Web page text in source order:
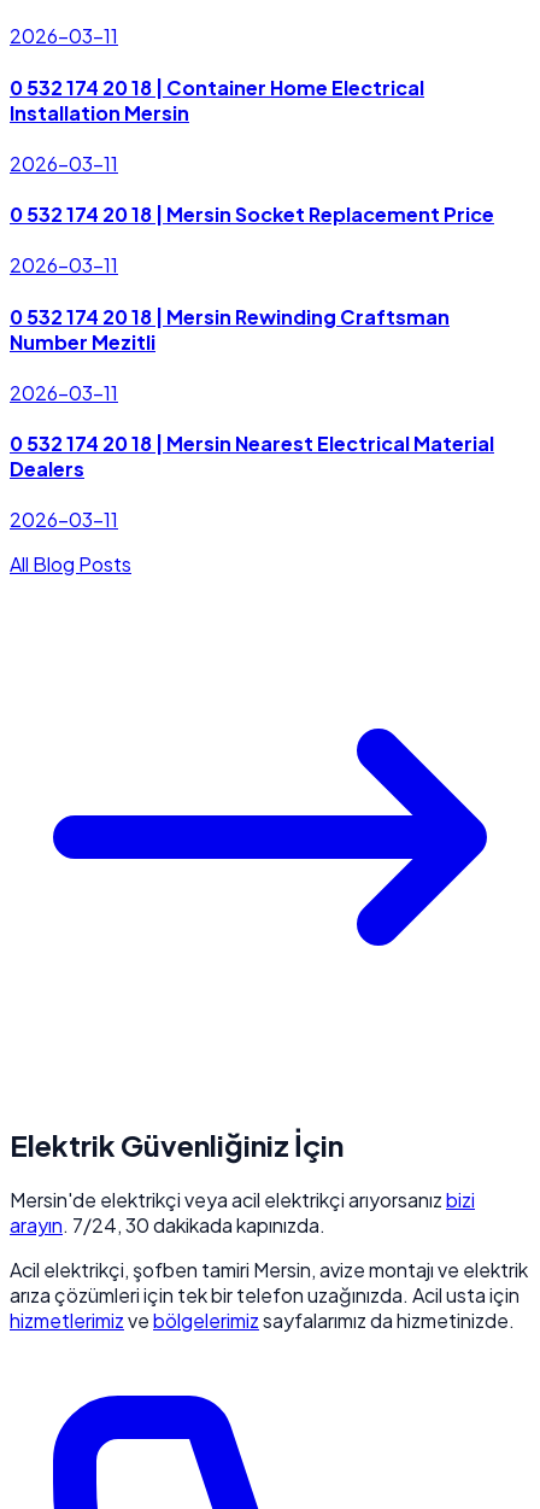
2026-03-11
0 532 174 20 18 | Container Home Electrical
Installation Mersin
2026-03-11
0 532 174 20 18 | Mersin Socket Replacement Price
2026-03-11
0 532 174 20 18 | Mersin Rewinding Craftsman
Number Mezitli
2026-03-11
0 532 174 20 18 | Mersin Nearest Electrical Material
Dealers
2026-03-11
All Blog Posts
Elektrik Güvenliğiniz İçin
Mersin'de elektrikçi veya acil elektrikçi arıyorsanızbizi
arayın. 7/24, 30 dakikada kapınızda.
Acil elektrikçi, şofben tamiri Mersin, avize montajı ve elektrik
arıza çözümleri için tek bir telefon uzağınızda. Acil usta için
hizmetlerimizvebölgelerimizsayfalarımız da hizmetinizde.